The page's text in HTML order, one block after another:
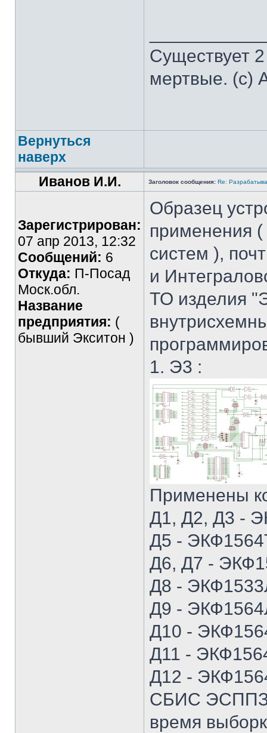
Существует
мертвые. (с)
Вернуться
наверх
Иванов И.И.
Заголовок сообщения: Re:
Зарегистрирован:
07 апр 2013, 12:32
Сообщений: 6
Откуда: П-Посад
Моск.обл.
Название
предприятия: (
бывший Экситон )
Образец
применения
систем ),
и
ТО изделия
1. Э3 :
Применены
Д1, Д2, Д3 -
Д5 -
Д6, Д7 -
Д8 -
Д9 -
Д10 -
Д11 -
Д12 -
СБИС ЭСППЗУ
время